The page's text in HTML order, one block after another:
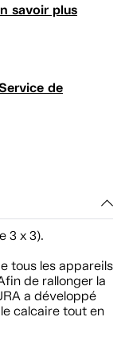
savoir plus
de
3 x 3).
tous les appareils
de rallonger la
a développé
calcaire tout en